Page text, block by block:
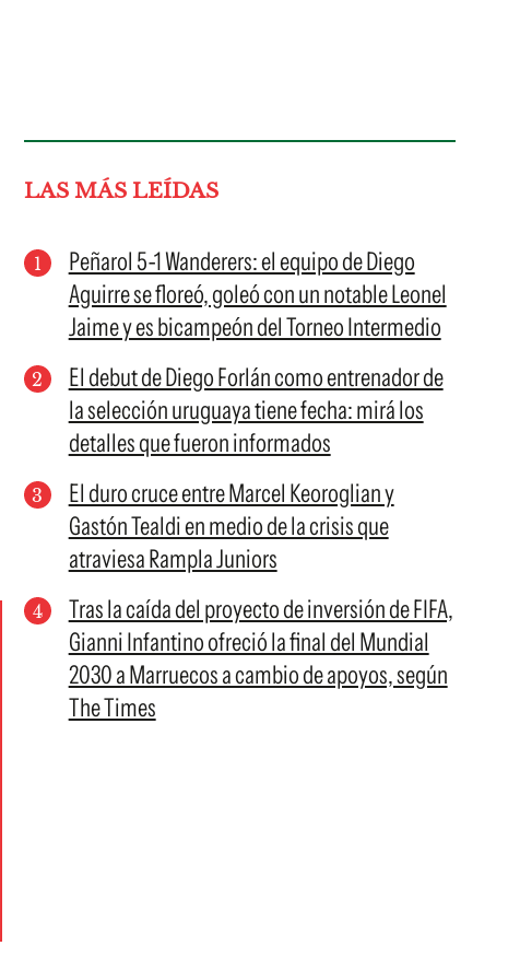
LAS MÁS LEÍDAS
Peñarol 5-1 Wanderers: el equipo de Diego
Aguirre se floreó, goleó con un notable Leonel
Jaime y es bicampeón del Torneo Intermedio
El debut de Diego Forlán como entrenador de
la selección uruguaya tiene fecha: mirá los
detalles que fueron informados
El duro cruce entre Marcel Keoroglian y
Gastón Tealdi en medio de la crisis que
atraviesa Rampla Juniors
Tras la caída del proyecto de inversión de FIFA,
Gianni Infantino ofreció la final del Mundial
2030 a Marruecos a cambio de apoyos, según
The Times